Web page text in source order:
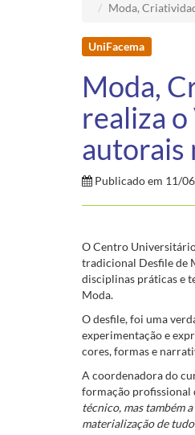
Moda,
UniFacema
Moda,
realiza
autorais
Publicado em 11/
O Centro Universitário
tradicional Desfile de
disciplinas práticas e
Moda.
O desfile, foi uma
experimentação e
cores, formas e
A coordenadora do
formação profissional
técnico, mas também
materialização de